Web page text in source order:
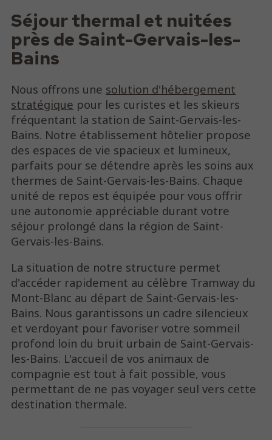
Séjour thermal et nuitées
près de Saint-Gervais-les-
Bains
Nous offrons une solution d'hébergement
stratégique pour les curistes et les skieurs
fréquentant la station de Saint-Gervais-les-
Bains. Notre établissement hôtelier propose
des espaces de vie spacieux et lumineux,
parfaits pour se détendre après les soins aux
thermes de Saint-Gervais-les-Bains. Chaque
unité de repos est équipée pour vous offrir
une autonomie appréciable durant votre
séjour prolongé dans la région de Saint-
Gervais-les-Bains.
La situation de notre structure permet
d'accéder rapidement au célèbre Tramway du
Mont-Blanc au départ de Saint-Gervais-les-
Bains. Nous garantissons un cadre silencieux
et verdoyant pour favoriser votre sommeil
profond loin du bruit urbain de Saint-Gervais-
les-Bains. L'accueil de vos animaux de
compagnie est tout à fait possible, vous
permettant de ne pas voyager seul vers cette
destination thermale.